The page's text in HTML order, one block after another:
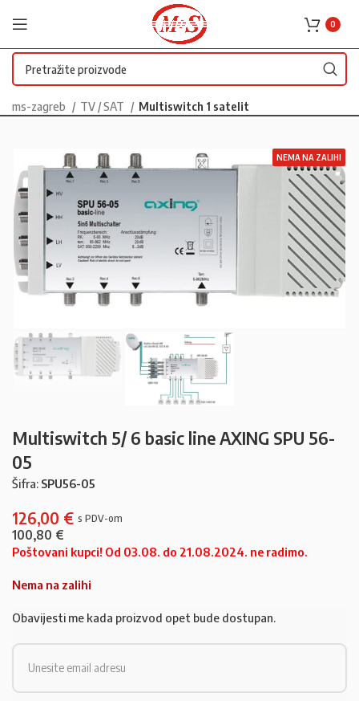
0
ms-zagreb TV / SAT Multiswitch 1 satelit
NEMA NA ZALIHI
Multiswitch 5/ 6 basic line AXING SPU 56-
05
Šifra: SPU56-05
126,00 €
100,80 €
Poštovani kupci! Od 03.08. do 21.08.2024. ne radimo.
Nema na zalihi
Obavijesti me kada proizvod opet bude dostupan.